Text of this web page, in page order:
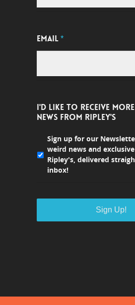
EMAIL*
I'D LIKE TO RECEIVE
NEWS FROM RIPLEY'S
Sign up for our
weird news and
Ripley's, delivered
inbox!